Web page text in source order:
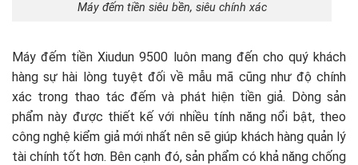
Máy đếm tiền siêu bền, siêu chính xác
Máy đếm tiền Xiudun 9500 luôn mang đến cho quý khách
hàng sự hài lòng tuyệt đối về mẫu mã cũng như độ chính
xác trong thao tác đếm và phát hiện tiền giả. Dòng sản
phẩm này được thiết kế với nhiều tính năng nổi bật, theo
công nghệ kiểm giả mới nhất nên sẽ giúp khách hàng quản lý
tài chính tốt hơn. Bên cạnh đó, sản phẩm có khả năng chống